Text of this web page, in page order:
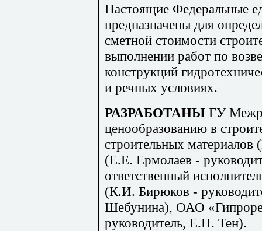
Настоящие Федеральные
предназначены для
сметной стоимости
выполнении работ по
конструкций
и речных условиях.
РАЗРАБОТАНЫ ГУ
ценообразованию в
строительных материалов (
(Е.Е. Ермолаев -
ответственный
(К.И. Бирюков -
Шебунина), ОАО «Ги
руководитель, Е.Н. Тен).